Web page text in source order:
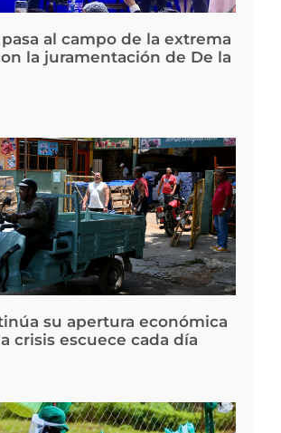
al campo de la extrema
la juramentación de De la
su apertura económica
crisis escuece cada día